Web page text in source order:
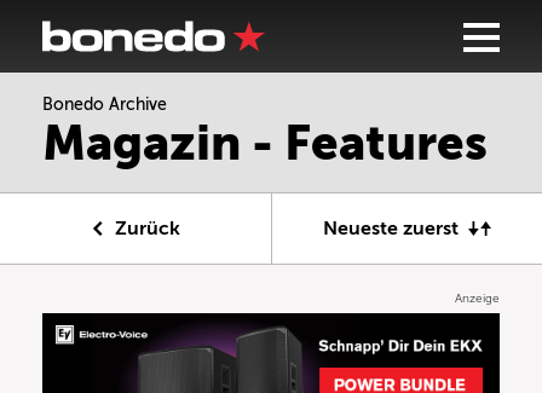
Bonedo Archive
Magazin - Features
Zurück Neueste zuerst
Anzeige